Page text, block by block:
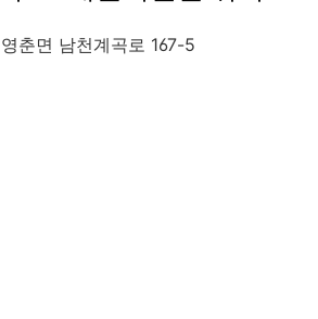
춘면 남천계곡로 167-5